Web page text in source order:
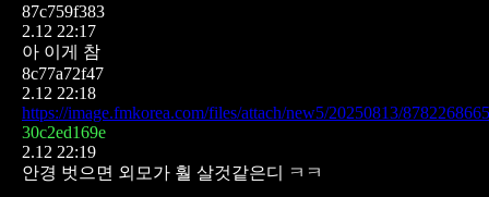
87c759f383
2.12 22:17
아 이게 참
8c77a72f47
2.12 22:18
https://image.fmkorea.com/files/attach/new5/20250813/
30c2ed169e
2.12 22:19
안경 벗으면 외모가 훨 살것같은디 ㅋㅋ